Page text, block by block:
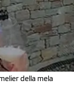
della mela